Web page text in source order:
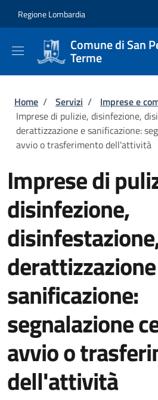
Regione Lombardia
Comune di San
Terme
Briciole di pane
Home / Servizi / Imprese e
Imprese di pulizie, disinfezione,
derattizzazione e sanificazione:
avvio o trasferimento dell'attività
Imprese di
disinfezione,
sanificazione:
segnalazione
avvio o
dell'attività